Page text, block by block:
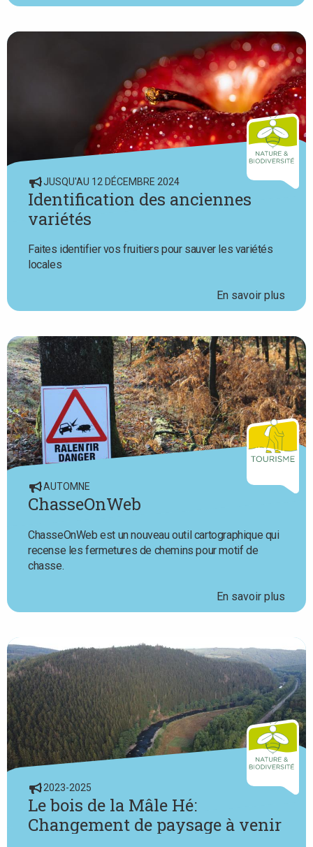
JUSQU'AU 12 DÉCEMBRE 2024
Identification des anciennes
variétés
Faites identifier vos fruitiers pour sauver les variétés
locales
En savoir plus
AUTOMNE
ChasseOnWeb
ChasseOnWeb est un nouveau outil cartographique qui
recense les fermetures de chemins pour motif de
chasse.
En savoir plus
2023-2025
Le bois de la Mâle Hé:
Changement de paysage à venir